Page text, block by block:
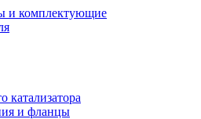
и комплектующие
катализатора
и фланцы